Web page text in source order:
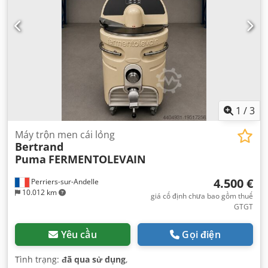
1 /3
Perriers-sur-Andelle
10.012 km
Máy trộn men cái lỏng
Bertrand
Puma FERMENTOLEVAIN
4.500 €
giá cố định chưa bao gồm thuế
GTGT
Yêu cầu Gọi điện
Tình trạng: đã qua sử dụng,